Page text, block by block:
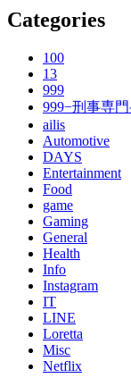
Categories
100
13
999
999−刑事専
ailis
Automotive
DAYS
Entertainment
Food
game
Gaming
General
Health
Info
Instagram
IT
LINE
Loretta
Misc
Netflix